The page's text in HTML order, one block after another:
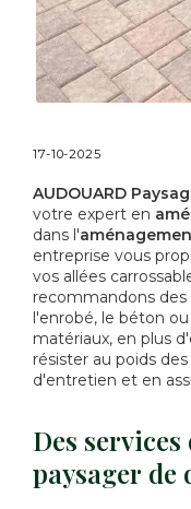
17-10-2025
AUDOUARD
votre expert en
dans l'
entreprise vous
vos allées
recommandons
l'enrobé, le béton
matériaux, en plus
résister au poids
d'entretien et en
Des
paysager de